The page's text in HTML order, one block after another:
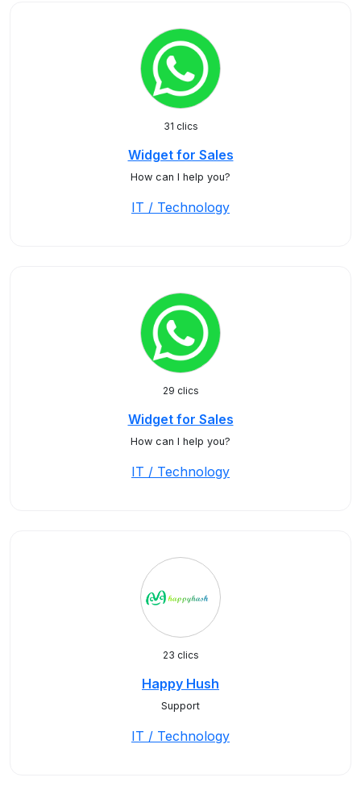
31 clics
Widget for Sales
How can I help you?
IT / Technology
29 clics
Widget for Sales
How can I help you?
IT / Technology
23 clics
Happy Hush
Support
IT / Technology